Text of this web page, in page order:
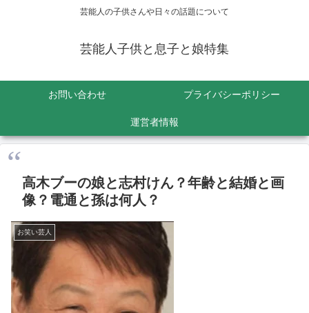
芸能人の子供さんや日々の話題について
芸能人子供と息子と娘特集
お問い合わせ プライバシーポリシー
運営者情報
高木ブーの娘と志村けん？年齢と結婚と画
像？電通と孫は何人？
お笑い芸人